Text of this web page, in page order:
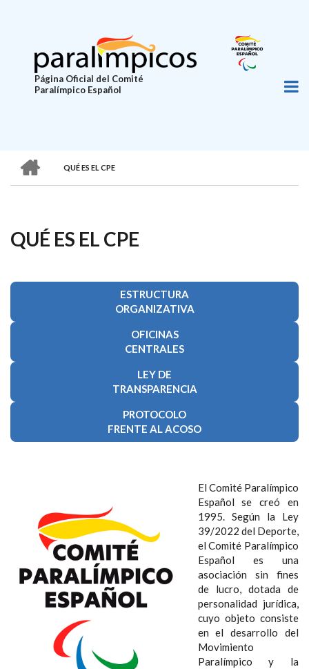
principal
Página Oficial del Comité
Paralímpico Español
SOBRESCRIBIR
DE
AYUDA
NAVEGACIÓN
QUÉ ES EL CPE
QUÉ ES EL CPE
ESTRUCTURA
ORGANIZATIVA
OFICINAS
CENTRALES
LEY DE
TRANSPARENCIA
PROTOCOLO
FRENTE AL ACOSO
El Comité Paralímpico
Español se creó en
1995. Según la Ley
39/2022 del Deporte,
el Comité Paralímpico
Español es una
asociación sin fines
de lucro, dotada de
personalidad jurídica,
cuyo objeto consiste
en el desarrollo del
Movimiento
Paralímpico y la